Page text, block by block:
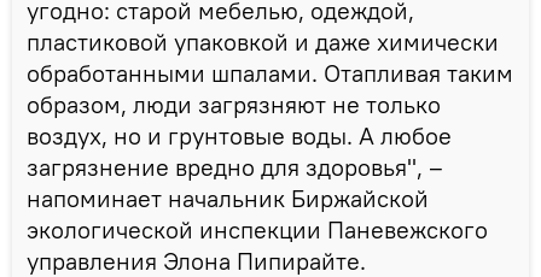
угодно: старой мебелью, одеждой,
пластиковой упаковкой и даже химически
обработанными шпалами. Отапливая таким
образом, люди загрязняют не только
воздух, но и грунтовые воды. А любое
загрязнение вредно для здоровья", –
напоминает начальник Биржайской
экологической инспекции Паневежского
управления Элона Пипирайте.